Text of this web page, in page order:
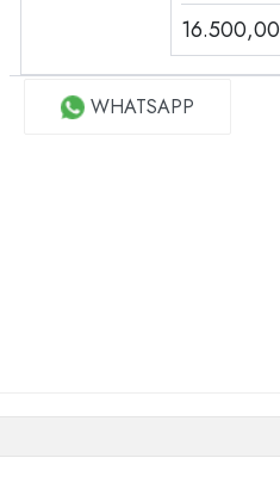
16.500,00
WHATSAPP